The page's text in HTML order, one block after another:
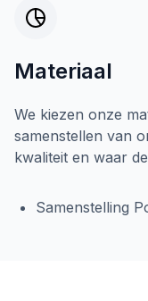
Materiaal
We kiezen onze
samenstellen van
kwaliteit en waar
Samenstelling